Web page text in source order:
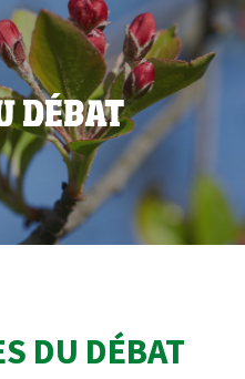
DÉBAT
DU DÉBAT